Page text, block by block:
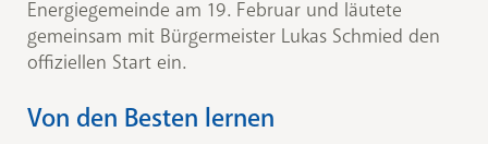
Energiegemeinde am 19. Februar und läutete
gemeinsam mit Bürgermeister Lukas Schmied den
offiziellen Start ein.
Von den Besten lernen